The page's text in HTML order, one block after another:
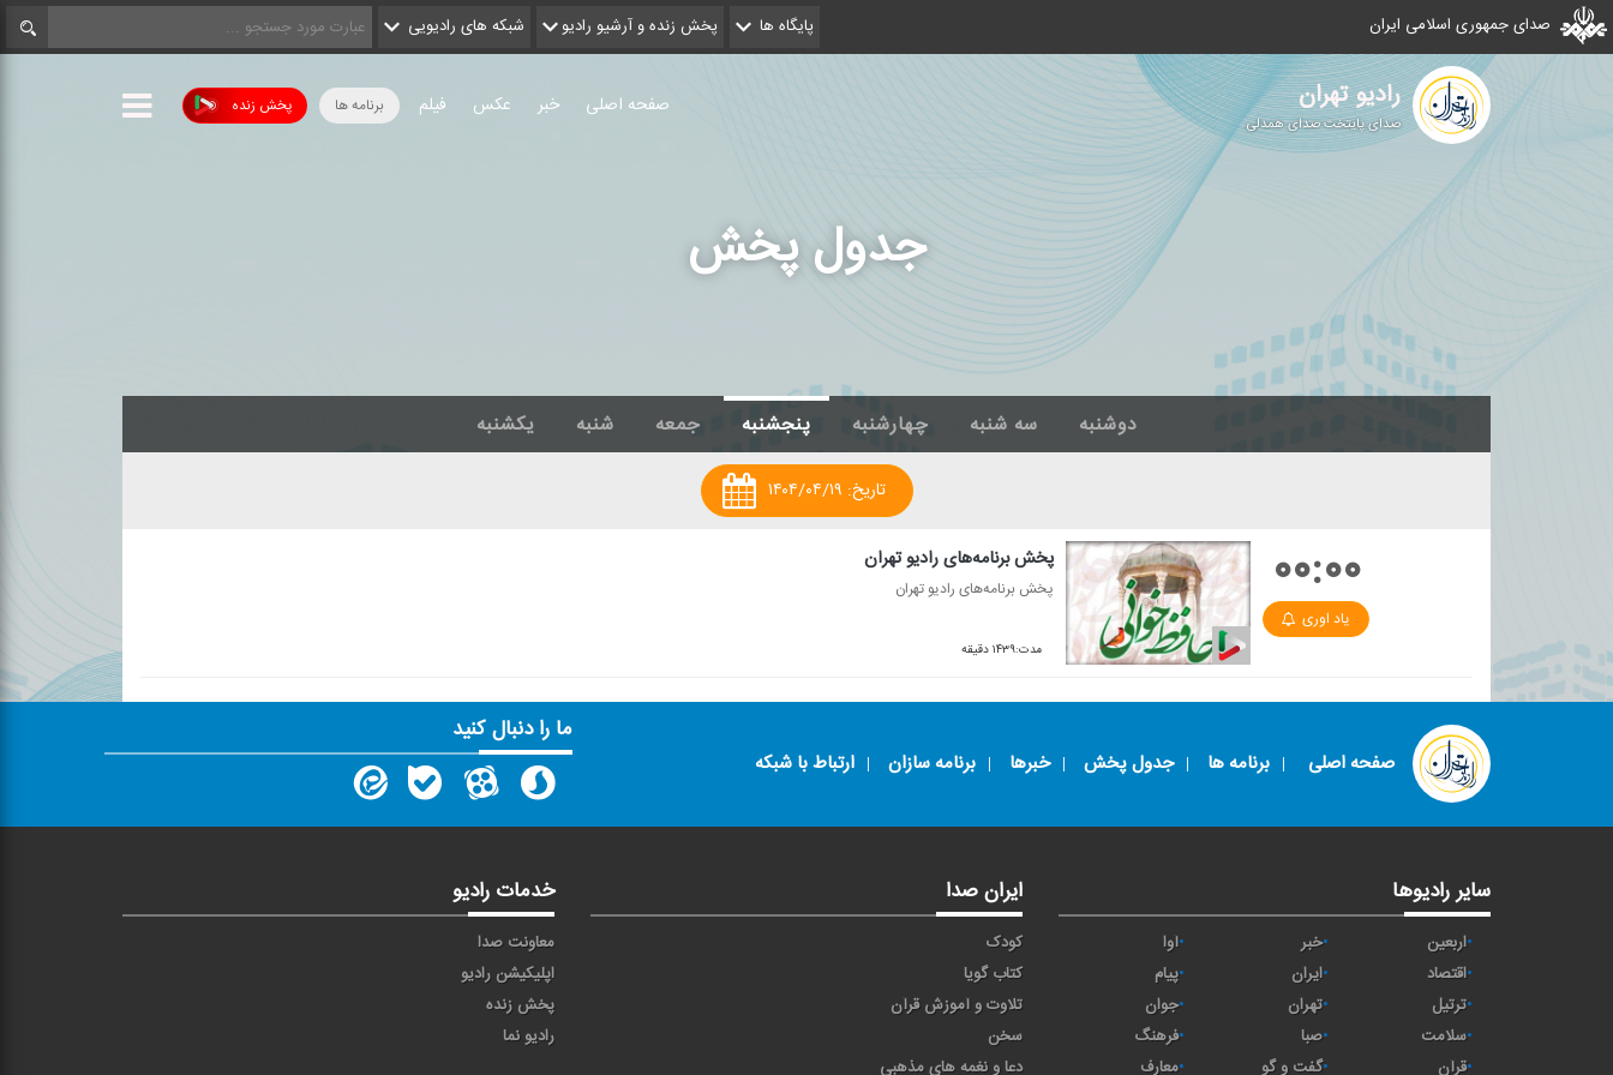
صدای جمهوری اسلامی ایران پایگاه ها پخش زنده و آرشیو رادیو شبکه های رادیویی
رادیو تهران
صدای پایتخت صدای همدلی
پخش زنده برنامه ها صفحه اصلی خبر عکس فیلم
جدول پخش
دوشنبه سه شنبه چهارشنبه پنجشنبه جمعه شنبه یکشنبه
تاریخ: ۱۴۰۴/۰۴/۱۹
۰۰:۰۰
یاد اوری
پخش برنامه‌های رادیو تهران
پخش برنامه‌های رادیو تهران
مدت:۱۴۳۹ دقیقه
صفحه اصلی برنامه ها جدول پخش خبرها برنامه سازان ارتباط با شبکه
ما را دنبال کنید
سایر رادیوها
اربعین خبر
آوا
اقتصاد
ايران
پیام
ترتیل
تهران
جوان
سلامت
صبا
فرهنگ
قرآن
گفت و گو معارف
ایران صدا
کودک
کتاب گویا
تلاوت و آموزش قرآن
سخن
دعا و نغمه های مذهبی
خدمات رادیو
معاونت صدا
اپلیکیشن رادیو
پخش زنده
رادیو نما